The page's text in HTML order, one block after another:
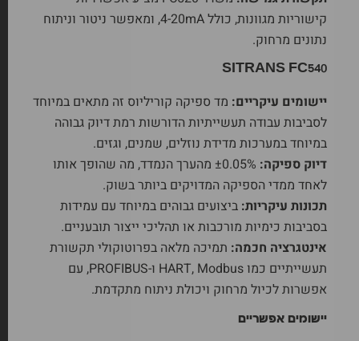
קישוריות מגוונות, כולל 4-20mA, ומאפשר ניטור וניתוח
נתונים מרחוק.
SITRANS FC540
יישומים עיקריים: מד ספיקה קוריליוס זה מתאים במיוחד
לסביבות עבודה תעשייתיות הדורשות רמת דיוק גבוהה
במיוחד במערכות מדידת נוזלים, שמנים, וגזים.
דיוק ספיקה:
±0.05% מהערך הנמדד, מה שהופך אותו
לאחד ממדי הספיקה המדויקים ביותר בשוק.
תכונות עיקריות: ביצועים גבוהים במיוחד עם עמידות
בסביבות כימיות מורכבות או תהליכי ייצור תובעניים.
אינטגרציה חכמה: תמיכה מלאה בפרוטוקולי תקשורת
תעשייתיים כמו HART, Modbus ו-PROFIBUS, עם
אפשרות לכיול מרחוק ויכולת ניתוח מתקדמת.
יישומים אפשריים